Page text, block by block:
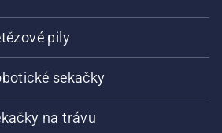
pily
sekačky
na trávu